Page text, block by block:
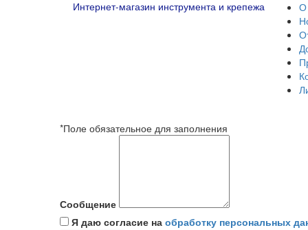
Интернет-магазин инструмента и крепежа
О
*Поле обязательное для заполнения
Сообщение
Я даю согласие на обработку персональных